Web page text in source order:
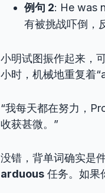
例句 2: He was
有被挑战吓倒，
小明试图振作起来，
小时，机械地重复着
“我每天都在努力，
收获甚微。”
没错，背单词确实是
arduous 任务。如果